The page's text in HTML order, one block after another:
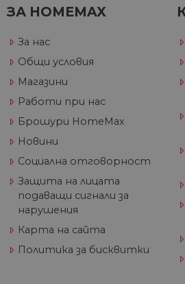
ЗА HOMEMAX
За нас
Общи условия
Магазини
Работи при нас
Брошури HomeMax
Новини
Социална отговорност
Защита на лицата
подаващи сигнали за
нарушения
Карта на сайта
Политика за бисквитки